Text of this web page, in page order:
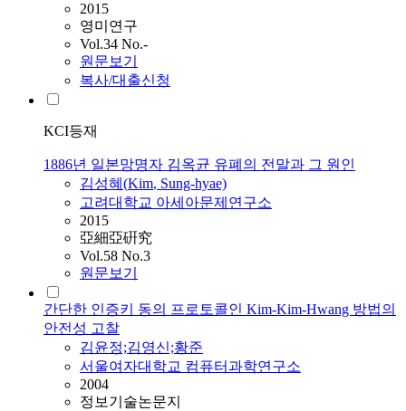
2015
영미연구
Vol.34 No.-
원문보기
복사/대출신청
KCI등재
1886년 일본망명자 김옥균 유폐의 전말과 그 원인
김성혜(Kim, Sung-hyae)
고려대학교 아세아문제연구소
2015
亞細亞硏究
Vol.58 No.3
원문보기
간단한 인증키 동의 프로토콜인 Kim-Kim-Hwang 방법의
안전성 고찰
김윤정;김영신;황준
서울여자대학교 컴퓨터과학연구소
2004
정보기술논문지